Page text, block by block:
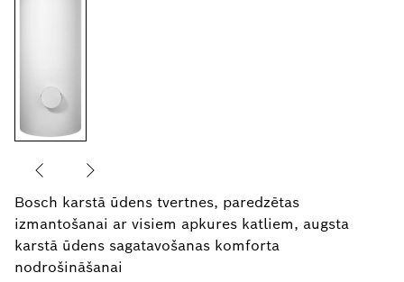
Bosch karstā ūdens tvertnes, paredzētas
izmantošanai ar visiem apkures katliem, augsta
karstā ūdens sagatavošanas komforta
nodrošināšanai